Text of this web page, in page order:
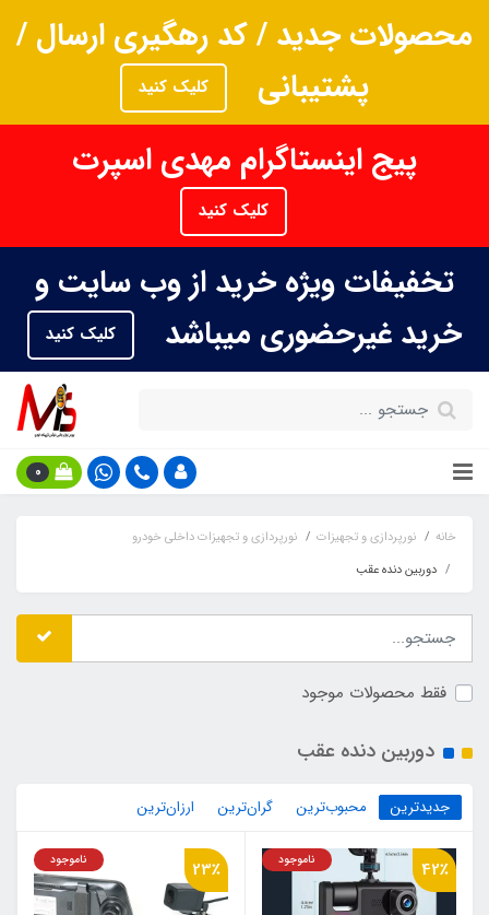
محصولات جدید / کد رهگیری ارسال /
پشتیبانی
کلیک کنید
پیج اینستاگرام مهدی اسپرت
کلیک کنید
تخفیفات ویژه خرید از وب سایت و
خرید غیرحضوری میباشد
کلیک کنید
0
خانه نورپردازی و تجهیزات
نورپردازی و تجهیزات داخلی خودرو
دوربین دنده عقب
فقط محصولات موجود
دوربین دنده عقب
جدیدترین محبوب‌ترین گران‌ترین ارزان‌ترین
42٪ ناموجود 23٪ ناموجود